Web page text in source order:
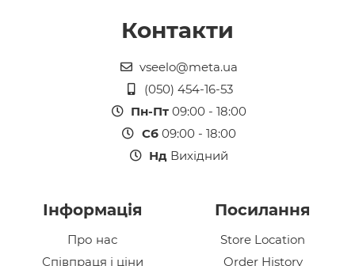
Контакти
vseelo@meta.ua
(050) 454-16-53
Пн-Пт 09:00 - 18:00
Сб09:00 - 18:00
Нд Вихідний
Інформація
Про нас
Співпраця і ціни
Посилання
Store Location
Order History